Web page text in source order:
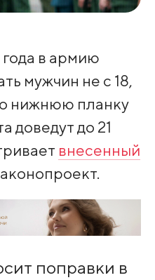
в армию
мужчин не с 18,
нижнюю планку
доведут до 21
внесенный
поправки в